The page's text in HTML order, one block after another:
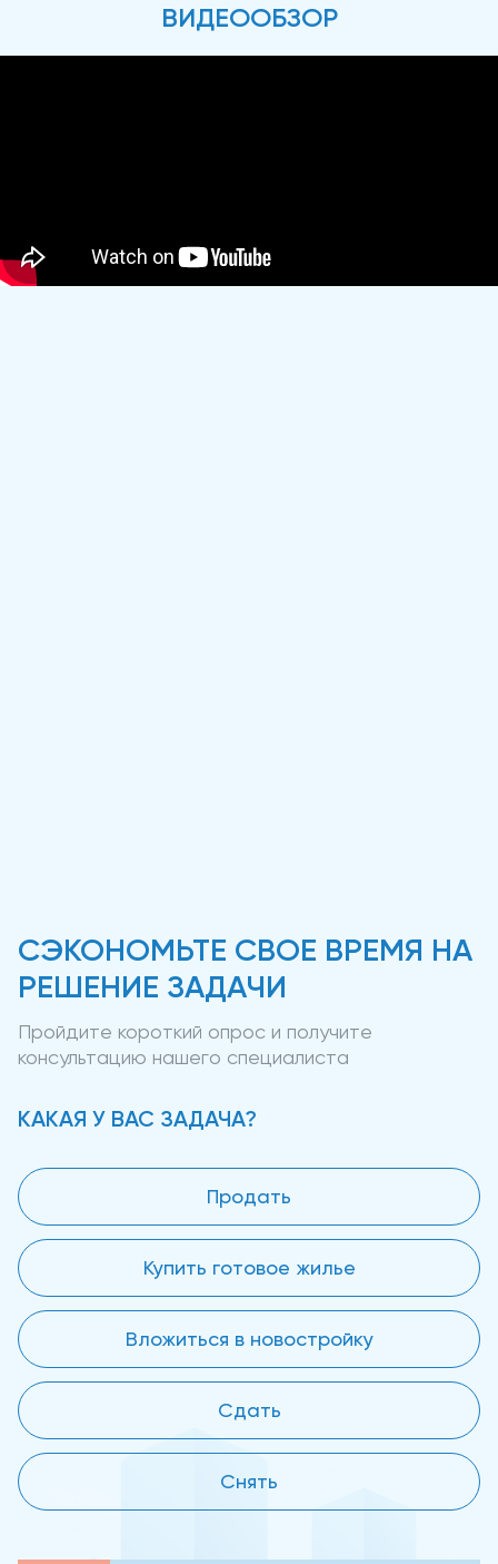
ВИДЕООБЗОР
СЭКОНОМЬТЕ СВОЕ ВРЕМЯ НА
РЕШЕНИЕ ЗАДАЧИ
Пройдите короткий опрос и получите
консультацию нашего специалиста
КАКАЯ У ВАС ЗАДАЧА?
Продать
Купить готовое жилье
Вложиться в новостройку
Сдать
Снять